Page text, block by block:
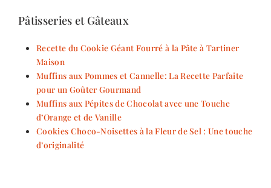
Pâtisseries et Gâteaux
Recette du Cookie Géant Fourré à la Pâte à Tartiner
Maison
Muffins aux Pommes et Cannelle: La Recette Parfaite
pour un Goûter Gourmand
Muffins aux Pépites de Chocolat avec une Touche
d’Orange et de Vanille
Cookies Choco-Noisettes à la Fleur de Sel : Une touche
d’originalité